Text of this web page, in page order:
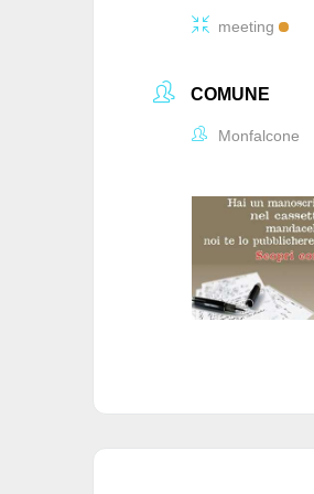
meeting
COMUNE
Monfalcone